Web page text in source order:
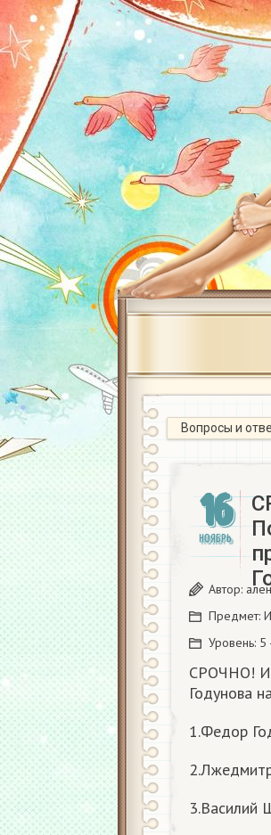
Вопросы и
16
НОЯБРЬ
Автор:
Предмет:
Уровень: 5
СРОЧНО!
Годунова
1.Федор
3.Василий